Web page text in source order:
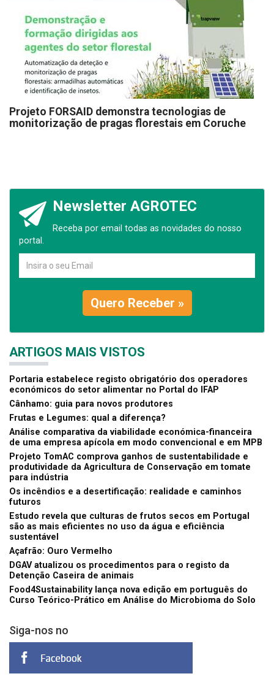
Projeto FORSAID demonstra tecnologias de
monitorização de pragas florestais em Coruche
Newsletter AGROTEC
Receba por email todas as novidades do nosso
portal.
Quero Receber »
ARTIGOS MAIS VISTOS
Portaria estabelece registo obrigatório dos operadores
económicos do setor alimentar no Portal do IFAP
Cânhamo: guia para novos produtores
Frutas e Legumes: qual a diferença?
Análise comparativa da viabilidade económica-financeira
de uma empresa apícola em modo convencional e em MPB
Projeto TomAC comprova ganhos de sustentabilidade e
produtividade da Agricultura de Conservação em tomate
para indústria
Os incêndios e a desertificação: realidade e caminhos
futuros
Estudo revela que culturas de frutos secos em Portugal
são as mais eficientes no uso da água e eficiência
sustentável
Açafrão: Ouro Vermelho
DGAV atualizou os procedimentos para o registo da
Detenção Caseira de animais
Food4Sustainability lança nova edição em português do
Curso Teórico-Prático em Análise do Microbioma do Solo
Siga-nos no